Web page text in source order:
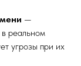
—
реальном
угрозы при их